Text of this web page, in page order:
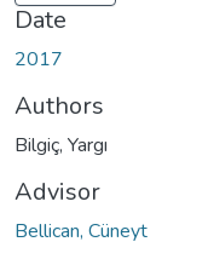
Date
2017
Authors
Bilgiç, Yargı
Advisor
Bellican, Cüneyt